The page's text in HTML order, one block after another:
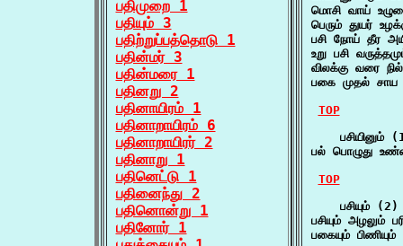
பதிமுறை 1
பதியும் 3
பதிற்றுப்பத்தொடு 1
பதின்மர் 3
பதின்மரை 1
பதினறு 2
பதினாயிரம் 1
பதினாறாயிரம் 6
பதினாறாயிரர் 2
பதினாறு 1
பதினெட்டு 1
பதினைந்து 2
பதினொன்று 1
பதினோர் 1
மொசி வாய்
பெரும் துயர்
பசி நோய் தீர
உறு பசி
விலக்கு வரை
பகை முதல்
TOP
பசியினும்
பல் பொழுது
TOP
    பசியும் (2)
பசியும் அழலும்
பகையும்